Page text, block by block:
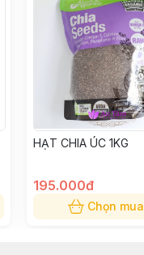
HẠT CHIA ÚC 1KG
195.000đ
Chọn mua